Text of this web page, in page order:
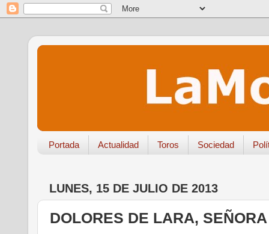
Portada Actualidad Toros Sociedad
LUNES, 15 DE JULIO DE 2013
DOLORES DE LARA,